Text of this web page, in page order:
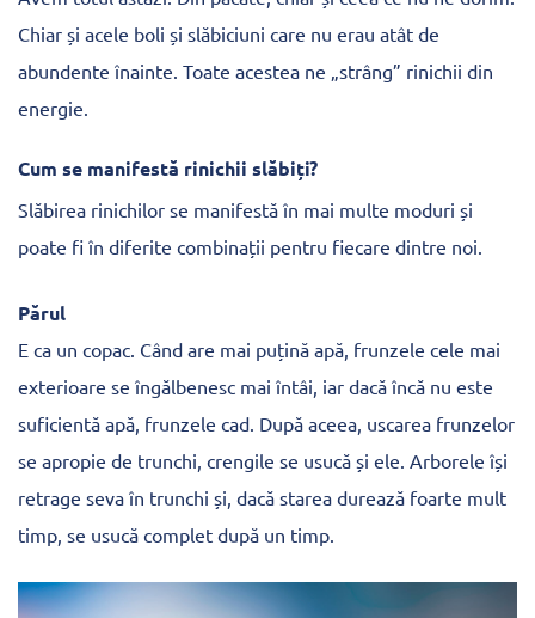
Chiar și acele boli și slăbiciuni care nu erau atât de
abundente înainte. Toate acestea ne „strâng” rinichii din
energie.
Cum se manifestă rinichii slăbiți?
Slăbirea rinichilor se manifestă în mai multe moduri și
poate fi în diferite combinații pentru fiecare dintre noi.
Părul
E ca un copac. Când are mai puțină apă, frunzele cele mai
exterioare se îngălbenesc mai întâi, iar dacă încă nu este
suficientă apă, frunzele cad. După aceea, uscarea frunzelor
se apropie de trunchi, crengile se usucă și ele. Arborele își
retrage seva în trunchi și, dacă starea durează foarte mult
timp, se usucă complet după un timp.